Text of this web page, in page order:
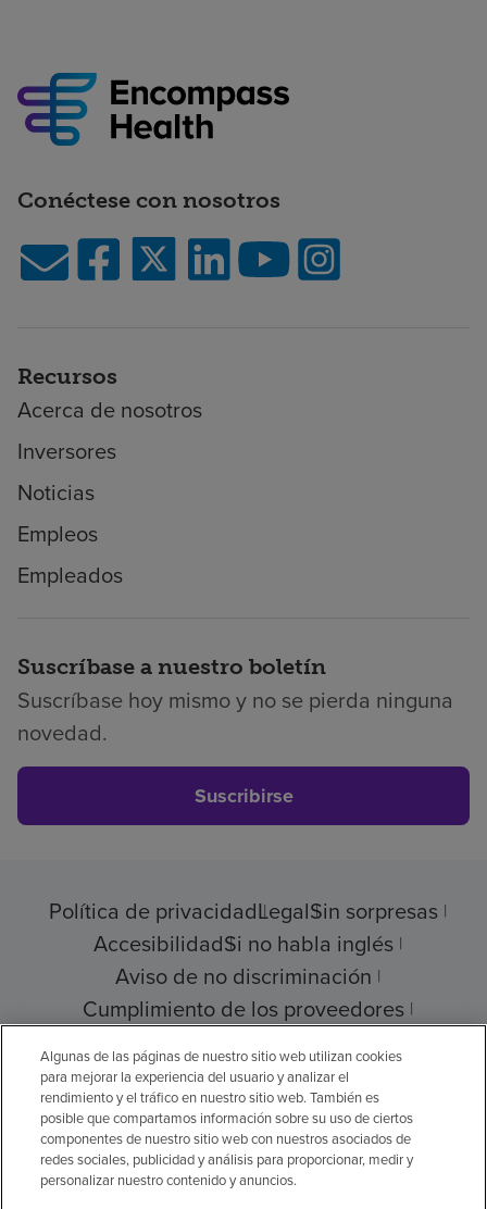
Conéctese con nosotros
Recursos
Acerca de nosotros
Inversores
Noticias
Empleos
Empleados
Suscríbase a nuestro boletín
Suscríbase hoy mismo y no se pierda ninguna
novedad.
Suscribirse
Política de privacidadLegalSin sorpresas
AccesibilidadSi no habla inglés
Aviso de no discriminación
Cumplimiento de los proveedores
Transparencia de precios
© 2026 Encompass Health Corporation
Preferencias de cookies
Algunas de las páginas de nuestro sitio web utilizan cookies
para mejorar la experiencia del usuario y analizar el
rendimiento y el tráfico en nuestro sitio web. También es
posible que compartamos información sobre su uso de ciertos
componentes de nuestro sitio web con nuestros asociados de
redes sociales, publicidad y análisis para proporcionar, medir y
personalizar nuestro contenido y anuncios.